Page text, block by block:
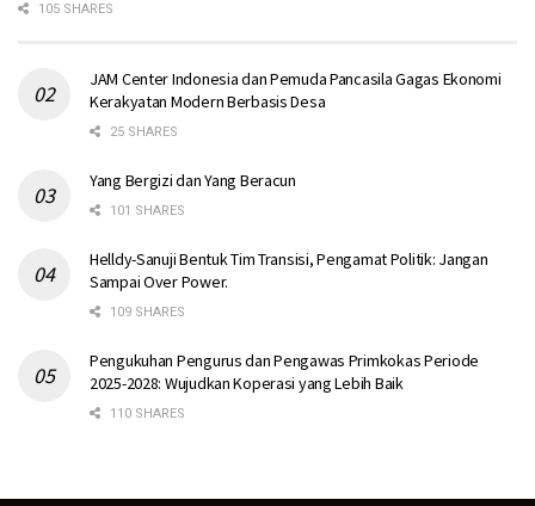
105 SHARES
JAM Center Indonesia dan Pemuda Pancasila Gagas Ekonomi
Kerakyatan Modern Berbasis Desa
25 SHARES
Yang Bergizi dan Yang Beracun
101 SHARES
Helldy-Sanuji Bentuk Tim Transisi, Pengamat Politik: Jangan
Sampai Over Power.
109 SHARES
Pengukuhan Pengurus dan Pengawas Primkokas Periode
2025-2028: Wujudkan Koperasi yang Lebih Baik
110 SHARES